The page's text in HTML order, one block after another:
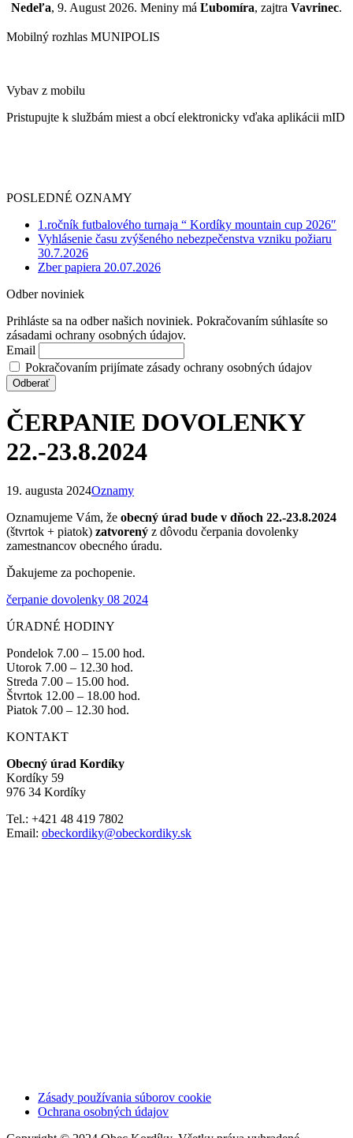
Nedeľa, 9. August 2026. Meniny má Ľubomíra, zajtra Vavrinec.
Mobilný rozhlas MUNIPOLIS
Vybav z mobilu
Pristupujte k službám miest a obcí elektronicky vďaka aplikácii mID
POSLEDNÉ OZNAMY
1.ročník futbalového turnaja “ Kordíky mountain cup 2026″
Vyhlásenie času zvýšeného nebezpečenstva vzniku požiaru
30.7.2026
Zber papiera 20.07.2026
Odber noviniek
Prihláste sa na odber našich noviniek. Pokračovaním súhlasíte so
zásadami ochrany osobných údajov.
Email
Pokračovaním prijímate zásady ochrany osobných údajov
ČERPANIE DOVOLENKY
22.-23.8.2024
19. augusta 2024Oznamy
Oznamujeme Vám, že obecný úrad bude v dňoch 22.-23.8.2024
(štvrtok + piatok) zatvorený z dôvodu čerpania dovolenky
zamestnancov obecného úradu.
Ďakujeme za pochopenie.
čerpanie dovolenky 08 2024
ÚRADNÉ HODINY
Pondelok 7.00 – 15.00 hod.
Utorok 7.00 – 12.30 hod.
Streda 7.00 – 15.00 hod.
Štvrtok 12.00 – 18.00 hod.
Piatok 7.00 – 12.30 hod.
KONTAKT
Obecný úrad Kordíky
Kordíky 59
976 34 Kordíky
Tel.: +421 48 419 7802
Email: obeckordiky@obeckordiky.sk
Zásady používania súborov cookie
Ochrana osobných údajov